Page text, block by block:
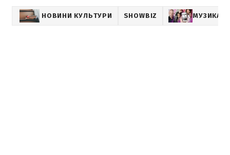
НОВИНИ КУЛЬТУРИ SHOWBIZ МУЗИКА